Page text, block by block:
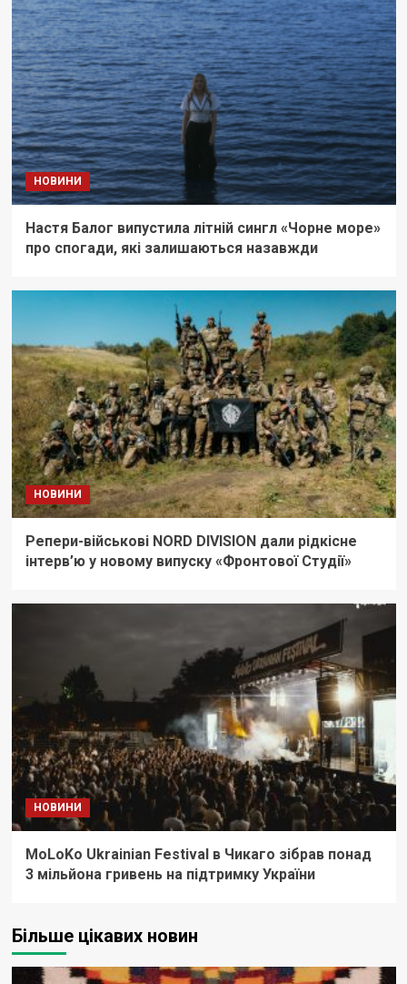
НОВИНИ
Настя Балог випустила літній сингл «Чорне море»
про спогади, які залишаються назавжди
НОВИНИ
Репери-військові NORD DIVISION дали рідкісне
інтерв’ю у новому випуску «Фронтової Студії»
НОВИНИ
MoLoKo Ukrainian Festival в Чикаго зібрав понад
3 мільйона гривень на підтримку України
Більше цікавих новин